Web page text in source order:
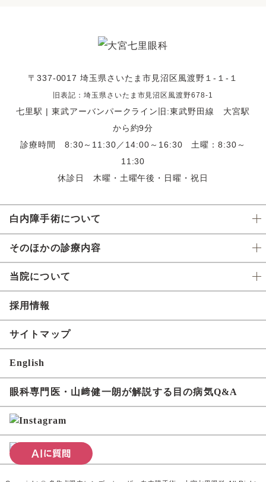
〒337-0017 埼玉県さいたま市見沼区風渡野１-１-１
旧表記：埼玉県さいたま市見沼区風渡野678-1
七里駅 | 東武アーバンパークライン旧:東武野田線 大宮駅
から約9分
診療時間 8:30～11:30／14:00～16:30 土曜：8:30～
11:30
休診日 木曜・土曜午後・日曜・祝日
白内障手術について
そのほかの診療内容
当院について
採用情報
サイトマップ
English
眼科専門医・山﨑健一朗が解説する目の病気Q&A